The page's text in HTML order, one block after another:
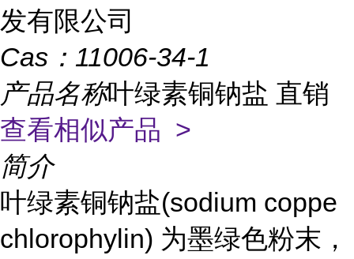
发有限公司
Cas： 11006-34-1
产品名称叶绿素铜钠盐 直销
查看相似产品 >
简介
叶绿素铜钠盐(sodium coppe
chlorophylin) 为墨绿色粉末，